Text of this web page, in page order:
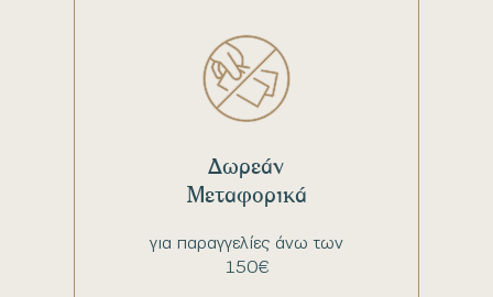
για παραγγελίες άνω των
150€
Δωρεάν
Μεταφορικά